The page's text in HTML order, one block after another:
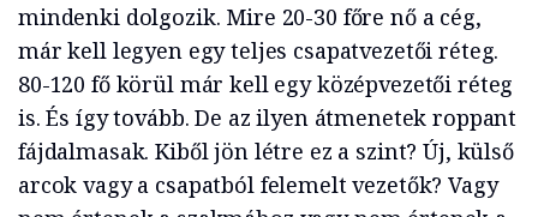
mindenki dolgozik. Mire 20-30 főre nő a cég,
már kell legyen egy teljes csapatvezetői réteg.
80-120 fő körül már kell egy középvezetői réteg
is. És így tovább. De az ilyen átmenetek roppant
fájdalmasak. Kiből jön létre ez a szint? Új, külső
arcok vagy a csapatból felemelt vezetők? Vagy